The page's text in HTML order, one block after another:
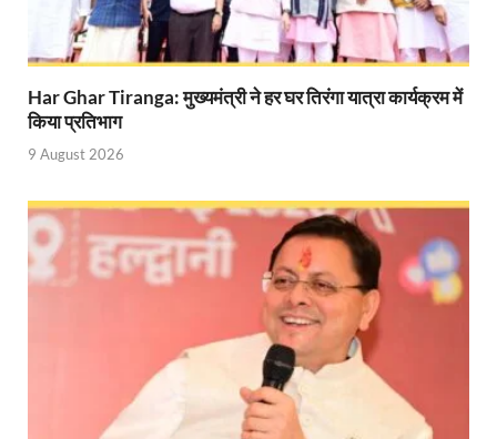
Har Ghar Tiranga: मुख्यमंत्री ने हर घर तिरंगा यात्रा कार्यक्रम में
किया प्रतिभाग
9 August 2026